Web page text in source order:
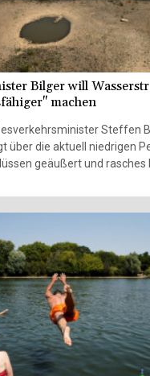
an Flüssen, um diese zu
machen", beklagte die
Bilger will
machen
Steffen
über die aktuell niedrigen
geäußert und rasches
Niedrigwasser stelle die
die Industrie und damit
große
"Wir wollen die
kurzfristig dort
besteht."